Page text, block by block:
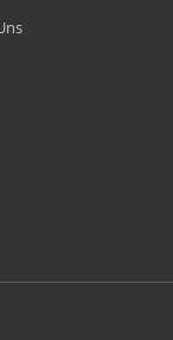
Erfahren Sie